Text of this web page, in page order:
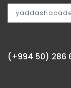
(+994 50) 286